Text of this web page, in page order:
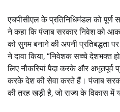
एचपीसीएल के प्रतिनिधिमंडल को पूर्ण
ने कहा कि पंजाब सरकार निवेश को
को सुगम बनाने की अपनी प्रतिबद्धता
ने दावा किया, “निवेशक सच्चे देशभक्त
लिए नौकरियां पैदा करके और अभूतपूर्व
करके देश की सेवा करते हैं। पंजाब
की तरह खड़ी है, जो राज्य के विकास में